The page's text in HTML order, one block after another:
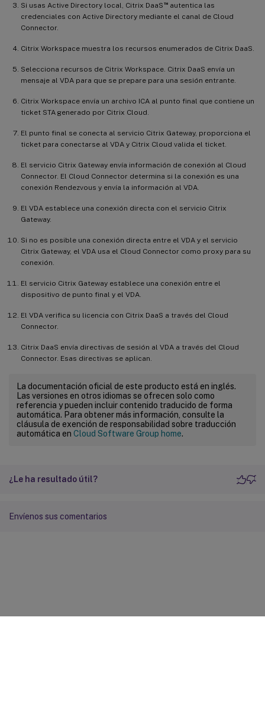
Si usas Active Directory local, Citrix DaaS ™autentica las
credenciales con Active Directory mediante el canal de Cloud
Connector.
Citrix Workspace muestra los recursos enumerados de Citrix DaaS.
Selecciona recursos de Citrix Workspace. Citrix DaaS envía un
mensaje al VDA para que se prepare para una sesión entrante.
Citrix Workspace envía un archivo ICA al punto final que contiene un
ticket STA generado por Citrix Cloud.
El punto final se conecta al servicio Citrix Gateway, proporciona el
ticket para conectarse al VDA y Citrix Cloud valida el ticket.
El servicio Citrix Gateway envía información de conexión al Cloud
Connector. El Cloud Connector determina si la conexión es una
conexión Rendezvous y envía la información al VDA.
El VDA establece una conexión directa con el servicio Citrix
Gateway.
Si no es posible una conexión directa entre el VDA y el servicio
Citrix Gateway, el VDA usa el Cloud Connector como proxy para su
conexión.
El servicio Citrix Gateway establece una conexión entre el
dispositivo de punto final y el VDA.
El VDA verifica su licencia con Citrix DaaS a través del Cloud
Connector.
Citrix DaaS envía directivas de sesión al VDA a través del Cloud
Connector. Esas directivas se aplican.
La documentación oficial de este producto está en inglés.
Las versiones en otros idiomas se ofrecen solo como
referencia y pueden incluir contenido traducido de forma
automática. Para obtener más información, consulte la
cláusula de exención de responsabilidad sobre traducción
automática en Cloud Software Group home.
¿Le ha resultado útil?
Envíenos sus comentarios